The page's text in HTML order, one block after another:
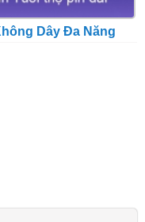
Dây Đa Năng